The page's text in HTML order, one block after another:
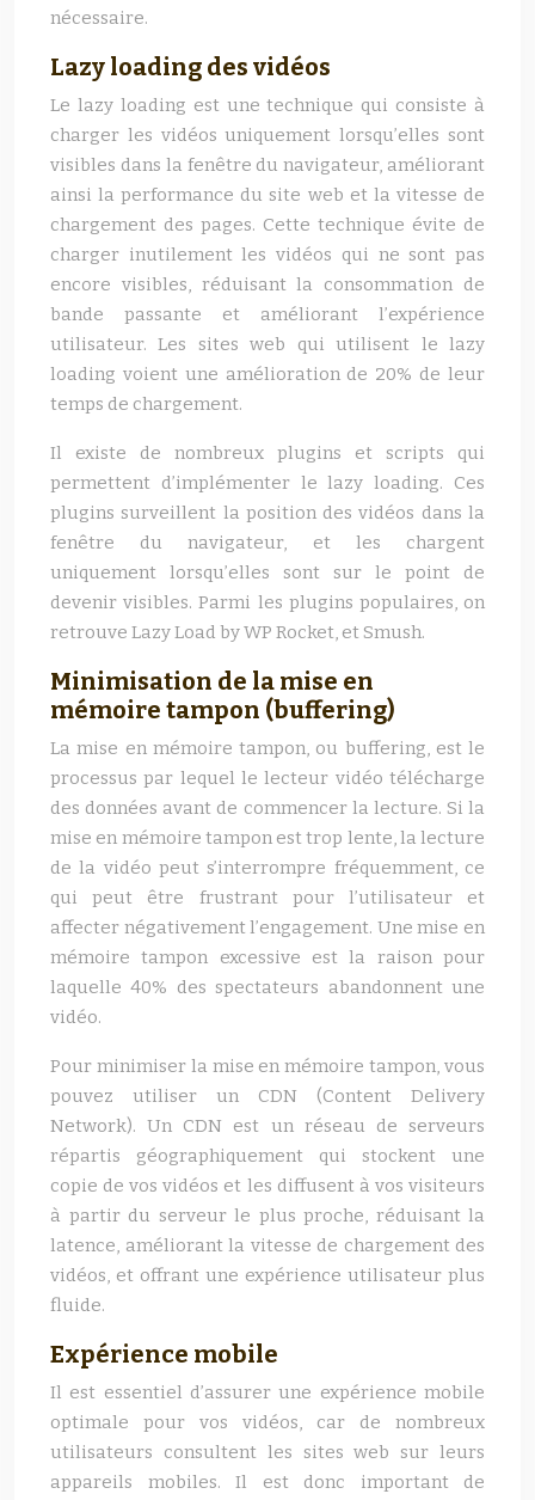
nécessaire.
Lazy loading des vidéos
Le lazy loading est une technique qui consiste à
charger les vidéos uniquement lorsqu’elles sont
visibles dans la fenêtre du navigateur, améliorant
ainsi la performance du site web et la vitesse de
chargement des pages. Cette technique évite de
charger inutilement les vidéos qui ne sont pas
encore visibles, réduisant la consommation de
bande passante et améliorant l’expérience
utilisateur. Les sites web qui utilisent le lazy
loading voient une amélioration de 20% de leur
temps de chargement.
Il existe de nombreux plugins et scripts qui
permettent d’implémenter le lazy loading. Ces
plugins surveillent la position des vidéos dans la
fenêtre du navigateur, et les chargent
uniquement lorsqu’elles sont sur le point de
devenir visibles. Parmi les plugins populaires, on
retrouve Lazy Load by WP Rocket, et Smush.
Minimisation de la mise en
mémoire tampon (buffering)
La mise en mémoire tampon, ou buffering, est le
processus par lequel le lecteur vidéo télécharge
des données avant de commencer la lecture. Si la
mise en mémoire tampon est trop lente, la lecture
de la vidéo peut s’interrompre fréquemment, ce
qui peut être frustrant pour l’utilisateur et
affecter négativement l’engagement. Une mise en
mémoire tampon excessive est la raison pour
laquelle 40% des spectateurs abandonnent une
vidéo.
Pour minimiser la mise en mémoire tampon, vous
pouvez utiliser un CDN (Content Delivery
Network). Un CDN est un réseau de serveurs
répartis géographiquement qui stockent une
copie de vos vidéos et les diffusent à vos visiteurs
à partir du serveur le plus proche, réduisant la
latence, améliorant la vitesse de chargement des
vidéos, et offrant une expérience utilisateur plus
fluide.
Expérience mobile
Il est essentiel d’assurer une expérience mobile
optimale pour vos vidéos, car de nombreux
utilisateurs consultent les sites web sur leurs
appareils mobiles. Il est donc important de